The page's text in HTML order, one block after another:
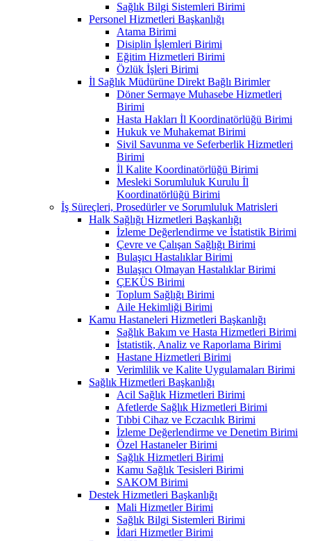
Sağlık Bilgi Sistemleri Birimi
Personel Hizmetleri Başkanlığı
Atama Birimi
Disiplin İşlemleri Birimi
Eğitim Hizmetleri Birimi
Özlük İşleri Birimi
İl Sağlık Müdürüne Direkt Bağlı Birimler
Döner Sermaye Muhasebe Hizmetleri
Birimi
Hasta Hakları İl Koordinatörlüğü Birimi
Hukuk ve Muhakemat Birimi
Sivil Savunma ve Seferberlik Hizmetleri
Birimi
İl Kalite Koordinatörlüğü Birimi
Mesleki Sorumluluk Kurulu İl
Koordinatörlüğü Birimi
İş Süreçleri, Prosedürler ve Sorumluluk Matrisleri
Halk Sağlığı Hizmetleri Başkanlığı
İzleme Değerlendirme ve İstatistik Birimi
Çevre ve Çalışan Sağlığı Birimi
Bulaşıcı Hastalıklar Birimi
Bulaşıcı Olmayan Hastalıklar Birimi
ÇEKÜS Birimi
Toplum Sağlığı Birimi
Aile Hekimliği Birimi
Kamu Hastaneleri Hizmetleri Başkanlığı
Sağlık Bakım ve Hasta Hizmetleri Birimi
İstatistik, Analiz ve Raporlama Birimi
Hastane Hizmetleri Birimi
Verimlilik ve Kalite Uygulamaları Birimi
Sağlık Hizmetleri Başkanlığı
Acil Sağlık Hizmetleri Birimi
Afetlerde Sağlık Hizmetleri Birimi
Tıbbi Cihaz ve Eczacılık Birimi
İzleme Değerlendirme ve Denetim Birimi
Özel Hastaneler Birimi
Sağlık Hizmetleri Birimi
Kamu Sağlık Tesisleri Birimi
SAKOM Birimi
Destek Hizmetleri Başkanlığı
Mali Hizmetler Birimi
Sağlık Bilgi Sistemleri Birimi
İdari Hizmetler Birimi